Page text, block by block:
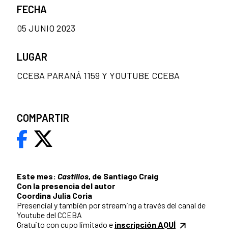
Este mes: Castillos, de Santiago Craig
Con la presencia del autor
Coordina Julia Coria
Presencial y también por streaming a través del canal de
Youtube del CCEBA
Gratuito con cupo limitado e inscripción AQUÍ
FECHA
05 JUNIO 2023
LUGAR
CCEBA PARANÁ 1159 Y YOUTUBE CCEBA
COMPARTIR